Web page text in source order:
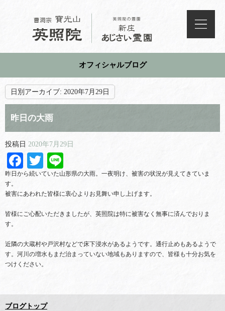
オフィシャルブログ
日別アーカイブ: 2020年7月29日
昨日の大雨
投稿日 2020年7月29日
Facebook
Twitter
昨日から続いていた山形県の大雨。一夜明け、被害の状況が見えてきていま
す。
被害にあわれた皆様に衷心よりお見舞い申し上げます。
皆様にご心配いただきましたが、英照院は特に被害なく無事に済んでおりま
す。
近隣の大蔵村や戸沢村などで床下浸水があるようです。通行止めもあるようで
す。河川の増水もまだ治まっていない地域もありますので、皆様も十分お気を
つけください。
ブログトップ